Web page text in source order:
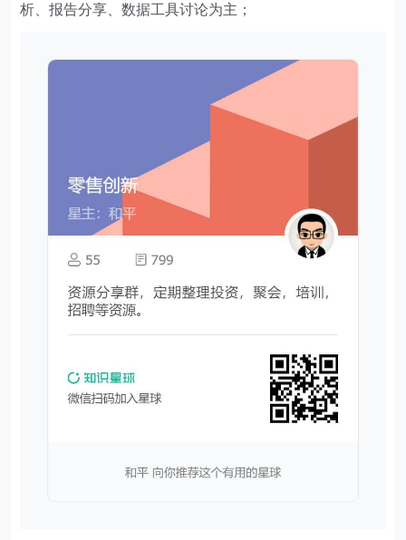
析、报告分享、数据工具讨论为主；